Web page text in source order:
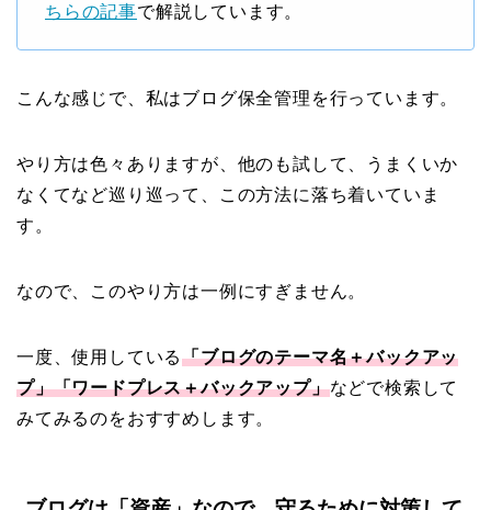
ちらの記事で解説しています。
こんな感じで、私はブログ保全管理を行っています。
やり方は色々ありますが、他のも試して、うまくいか
なくてなど巡り巡って、この方法に落ち着いていま
す。
なので、このやり方は一例にすぎません。
一度、使用している「ブログのテーマ名＋バックアッ
プ」「ワードプレス＋バックアップ」などで検索して
みてみるのをおすすめします。